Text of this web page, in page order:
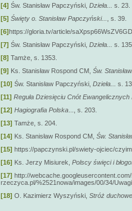
[4] Św. Stanisław Papczyński, Dzieła...
s. 23.
[5] Święty o. Stanisław Papczyński...
, s. 39.
[6]https://gloria.tv/article/
[7] Św. Stanisław Papczyński, Dzieła...
s.
[8] Tamże, s. 1353.
[9] Ks. Stanisław Rospond CM, Św.
[10] Św. Stanisław Papczyński, Dzieła...
s.
[11] Reguła Dziesięciu Cnót
[12] Hagiografia Polska ..., s. 203.
[13] Tamże, s. 204.
[14] Ks. Stanisław Rospond CM, Św.
[15] https://papczynski.pl/swiety-ojciec/
[16] Ks. Jerzy Misiurek, Polscy święci i
[17] http://
rzeczyca.pl/%2521nowa/images/00/34/
[18] O. Kazimierz Wyszyński, Stróż